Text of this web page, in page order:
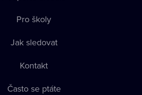
Pro školy
Jak sledovat
Kontakt
Často se ptáte